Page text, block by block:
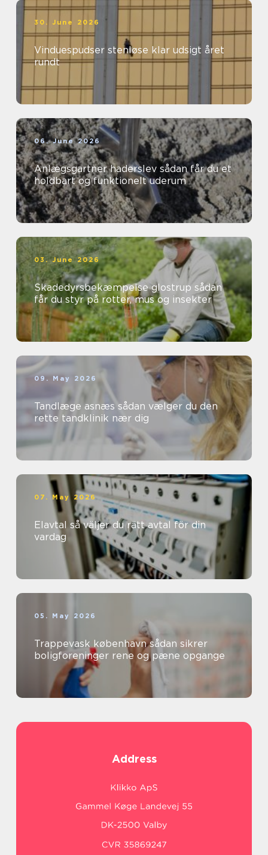
30. June 2026
Vinduespudser stenløse klar udsigt året
rundt
06. June 2026
Anlægsgartner haderslev sådan får du et
holdbart og funktionelt uderum
03. June 2026
Skadedyrsbekæmpelse glostrup sådan
får du styr på rotter, mus og insekter
09. May 2026
Tandlæge asnæs sådan vælger du den
rette tandklinik nær dig
07. May 2026
Elavtal så väljer du rätt avtal för din
vardag
05. May 2026
Trappevask københavn sådan sikrer
boligforeninger rene og pæne opgange
Address